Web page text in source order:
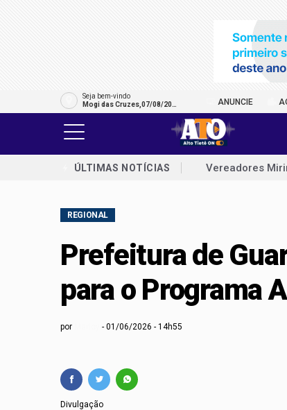
Seja bem-vindo
Mogi das Cruzes,07/08/202
6
ANUNCIE
ÚLTIMAS NOTÍCIAS
Vereadores
GCM prende
Projeto Cine
Arujá ganha
Copa do Brasil
Moradores
REGIONAL
Prefeitura de
para o Programa
por 01/06/2026 - 14h55
Divulgação